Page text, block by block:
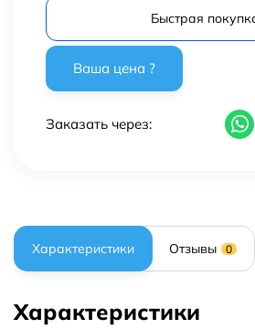
Быстрая
Заказать через:
Характеристики Отзывы 0
Характеристики